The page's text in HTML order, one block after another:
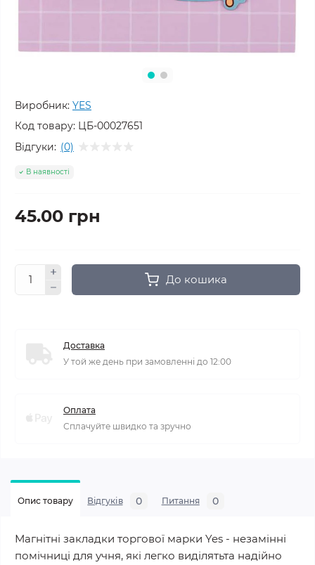
Виробник: YES
Код товару: ЦБ-00027651
Відгуки: (0)
В наявності
45.00 грн
До кошика
Доставка
У той же день при замовленні до 12:00
Оплата
Сплачуйте швидко та зручно
Опис товару Відгуків 0 Питання 0
Магнітні закладки торгової марки Yes - незамінні
помічниці для учня, які легко виділятьта надійно